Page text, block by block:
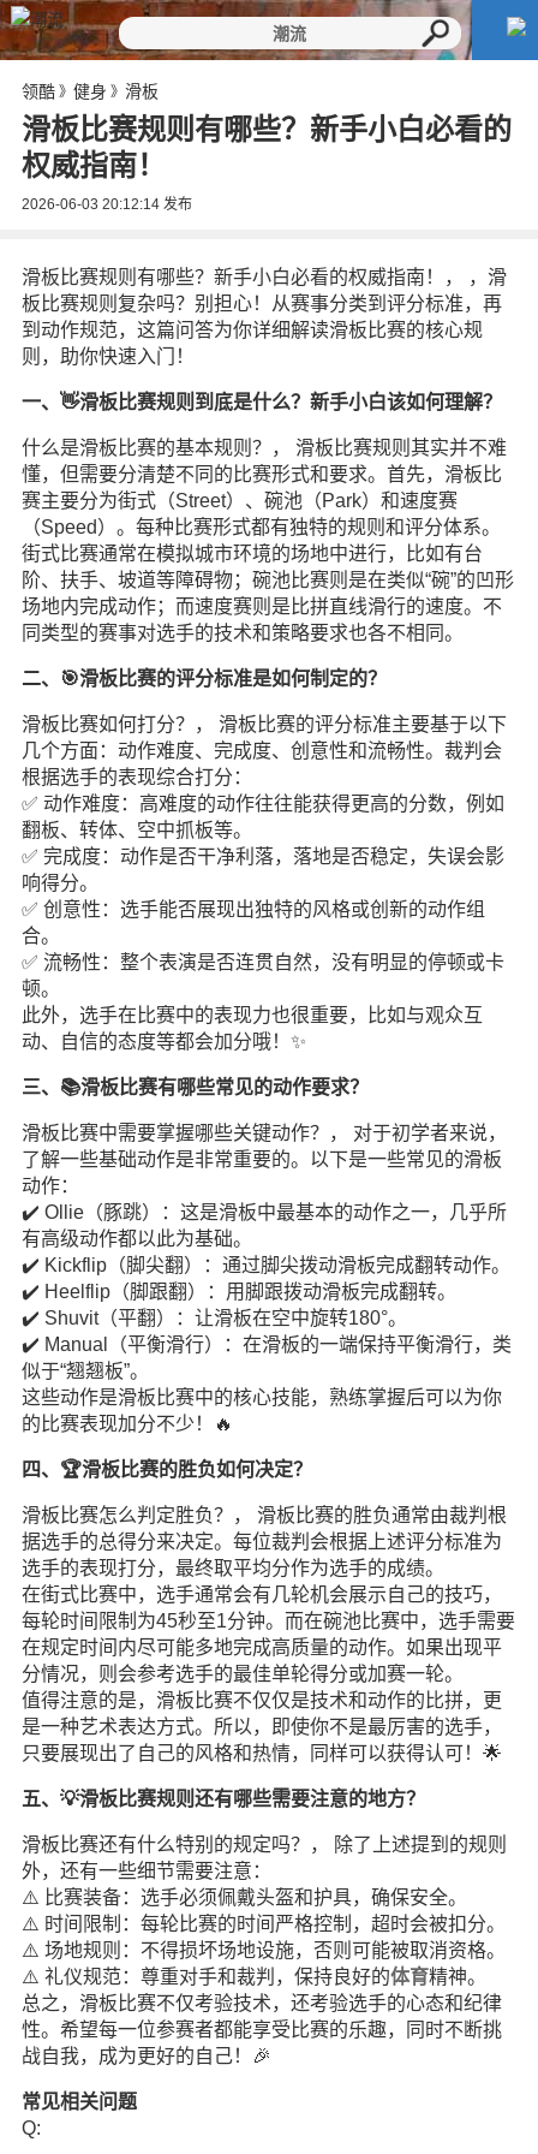
领酷》 健身 》 滑板
滑板比赛规则有哪些？新手小白必看的
权威指南！
2026-06-03 20:12:14发布
滑板比赛规则有哪些？新手小白必看的权威指南！， ，滑
板比赛规则复杂吗？别担心！从赛事分类到评分标准，再
到动作规范，这篇问答为你详细解读滑板比赛的核心规
则，助你快速入门！
一、👋滑板比赛规则到底是什么？新手小白该如何理解？
什么是滑板比赛的基本规则？， 滑板比赛规则其实并不难
懂，但需要分清楚不同的比赛形式和要求。首先，滑板比
赛主要分为街式（Street）、碗池（Park）和速度赛
（Speed）。每种比赛形式都有独特的规则和评分体系。
街式比赛通常在模拟城市环境的场地中进行，比如有台
阶、扶手、坡道等障碍物；碗池比赛则是在类似“碗”的凹形
场地内完成动作；而速度赛则是比拼直线滑行的速度。不
同类型的赛事对选手的技术和策略要求也各不相同。
二、🎯滑板比赛的评分标准是如何制定的？
滑板比赛如何打分？， 滑板比赛的评分标准主要基于以下
几个方面：动作难度、完成度、创意性和流畅性。裁判会
根据选手的表现综合打分：
✅ 动作难度：高难度的动作往往能获得更高的分数，例如
翻板、转体、空中抓板等。
✅ 完成度：动作是否干净利落，落地是否稳定，失误会影
响得分。
✅ 创意性：选手能否展现出独特的风格或创新的动作组
合。
✅ 流畅性：整个表演是否连贯自然，没有明显的停顿或卡
顿。
此外，选手在比赛中的表现力也很重要，比如与观众互
动、自信的态度等都会加分哦！✨
三、📚滑板比赛有哪些常见的动作要求？
滑板比赛中需要掌握哪些关键动作？， 对于初学者来说，
了解一些基础动作是非常重要的。以下是一些常见的滑板
动作：
✔️ Ollie（豚跳）：这是滑板中最基本的动作之一，几乎所
有高级动作都以此为基础。
✔️ Kickflip（脚尖翻）：通过脚尖拨动滑板完成翻转动作。
✔️ Heelflip（脚跟翻）：用脚跟拨动滑板完成翻转。
✔️ Shuvit（平翻）：让滑板在空中旋转180°。
✔️ Manual（平衡滑行）：在滑板的一端保持平衡滑行，类
似于“翘翘板”。
这些动作是滑板比赛中的核心技能，熟练掌握后可以为你
的比赛表现加分不少！🔥
四、🏆滑板比赛的胜负如何决定？
滑板比赛怎么判定胜负？， 滑板比赛的胜负通常由裁判根
据选手的总得分来决定。每位裁判会根据上述评分标准为
选手的表现打分，最终取平均分作为选手的成绩。
在街式比赛中，选手通常会有几轮机会展示自己的技巧，
每轮时间限制为45秒至1分钟。而在碗池比赛中，选手需要
在规定时间内尽可能多地完成高质量的动作。如果出现平
分情况，则会参考选手的最佳单轮得分或加赛一轮。
值得注意的是，滑板比赛不仅仅是技术和动作的比拼，更
是一种艺术表达方式。所以，即使你不是最厉害的选手，
只要展现出了自己的风格和热情，同样可以获得认可！🌟
五、💡滑板比赛规则还有哪些需要注意的地方？
滑板比赛还有什么特别的规定吗？， 除了上述提到的规则
外，还有一些细节需要注意：
⚠️ 比赛装备：选手必须佩戴头盔和护具，确保安全。
⚠️ 时间限制：每轮比赛的时间严格控制，超时会被扣分。
⚠️ 场地规则：不得损坏场地设施，否则可能被取消资格。
⚠️ 礼仪规范：尊重对手和裁判，保持良好的体育精神。
总之，滑板比赛不仅考验技术，还考验选手的心态和纪律
性。希望每一位参赛者都能享受比赛的乐趣，同时不断挑
战自我，成为更好的自己！🎉
常见相关问题
Q: